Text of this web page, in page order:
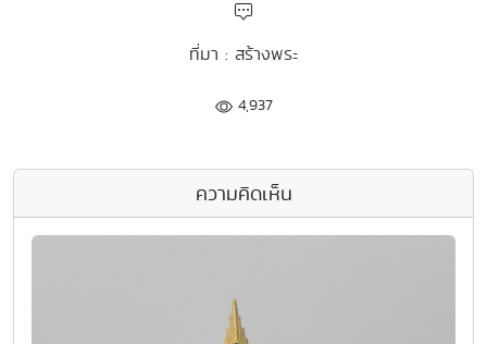
ที่มา : สร้างพระ
4,937
ความคิดเห็น